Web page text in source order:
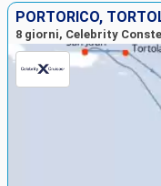
8 giorni, Celebrity